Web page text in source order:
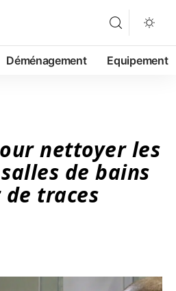
Déménagement Equipement
nettoyer les
de bains
traces